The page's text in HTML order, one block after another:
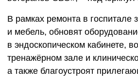
В рамках ремонта в госпитале
и мебель, обновят
в эндоскопическом кабинете,
тренажёрном зале и
а также благоустроят